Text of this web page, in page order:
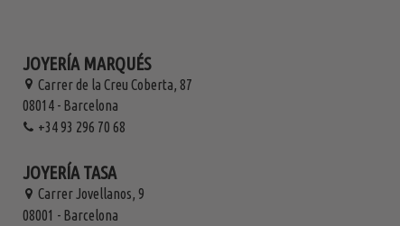
JOYERÍA MARQUÉS
Carrer de la Creu Coberta, 87
08014 - Barcelona
+34 93 296 70 68
JOYERÍA TASA
Carrer Jovellanos, 9
08001 - Barcelona